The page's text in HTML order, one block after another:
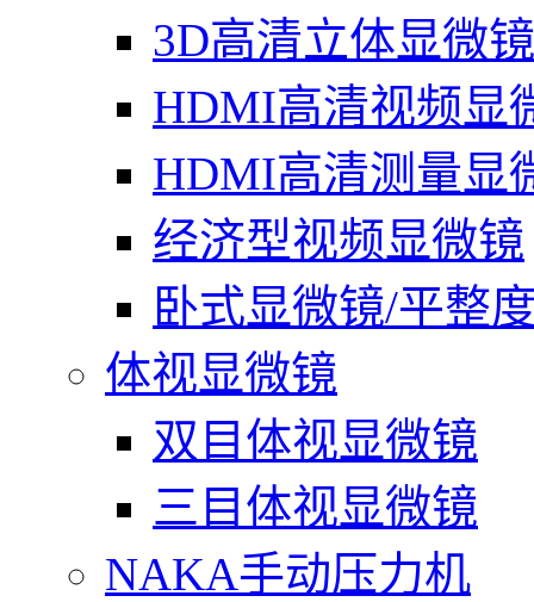
3D高清立体显微镜
HDMI高清视频显
HDMI高清测量显
经济型视频显微镜
卧式显微镜/平整
体视显微镜
双目体视显微镜
三目体视显微镜
NAKA手动压力机